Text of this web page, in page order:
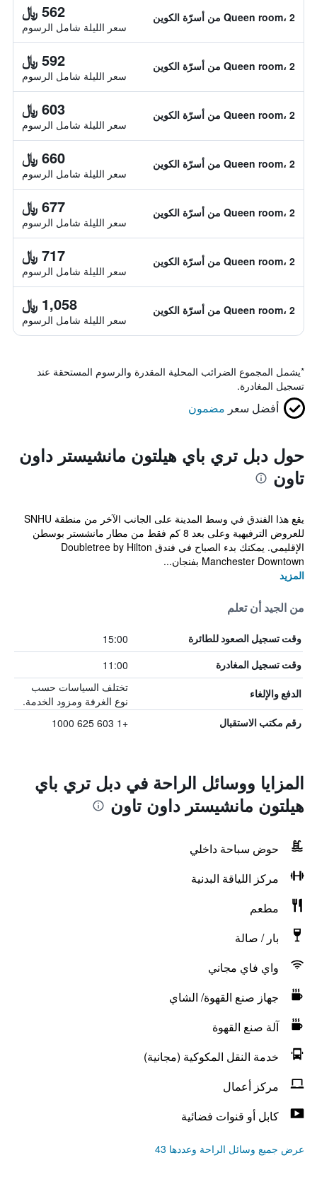
Queen room، 2 من أسرّة الكوين 562 ﷼
سعر الليلة شامل الرسوم
Queen room، 2 من أسرّة الكوين 592 ﷼
سعر الليلة شامل الرسوم
Queen room، 2 من أسرّة الكوين 603 ﷼
سعر الليلة شامل الرسوم
Queen room، 2 من أسرّة الكوين 660 ﷼
سعر الليلة شامل الرسوم
Queen room، 2 من أسرّة الكوين 677 ﷼
سعر الليلة شامل الرسوم
Queen room، 2 من أسرّة الكوين 717 ﷼
سعر الليلة شامل الرسوم
Queen room، 2 من أسرّة الكوين 1,058 ﷼
سعر الليلة شامل الرسوم
*يشمل المجموع الضرائب المحلية المقدرة والرسوم المستحقة عند
تسجيل المغادرة.
أفضل سعر مضمون
حول دبل تري باي هيلتون مانشيستر داون
تاون
يقع هذا الفندق في وسط المدينة على الجانب الآخر من منطقة SNHU
للعروض الترفيهية وعلى بعد 8 كم فقط من مطار مانشستر بوسطن
الإقليمي. يمكنك بدء الصباح في فندق Doubletree by Hilton
Manchester Downtown بفنجان...
المزيد
من الجيد أن تعلم
وقت تسجيل الصعود للطائرة 15:00
وقت تسجيل المغادرة 11:00
الدفع والإلغاء
تختلف السياسات حسب
نوع الغرفة ومزود الخدمة.
رقم مكتب الاستقبال +1 603 625 1000
المزايا ووسائل الراحة في دبل تري باي
هيلتون مانشيستر داون تاون
حوض سباحة داخلي
مركز اللياقة البدنية
مطعم
بار / صالة
واي فاي مجاني
جهاز صنع القهوة/ الشاي
آلة صنع القهوة
خدمة النقل المكوكية (مجانية)
مركز أعمال
كابل أو قنوات فضائية
عرض جميع وسائل الراحة وعددها 43